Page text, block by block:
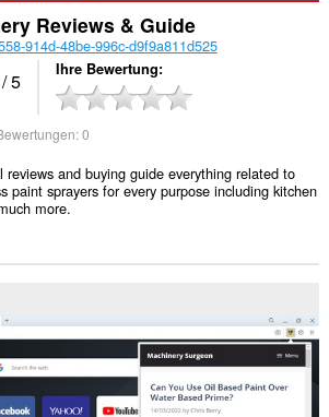
Reviews & Guide
914d-48be-996c-d9f9a811d525
/ 5 Ihre Bewertung
0
reviews and buying guide everything related to
paint sprayers for every purpose including kitchen
more.